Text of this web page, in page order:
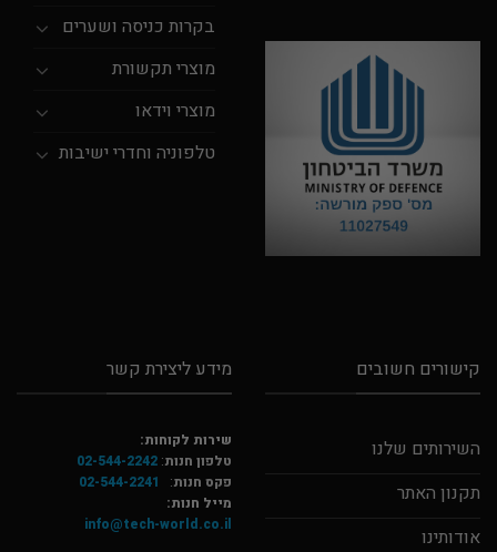
בקרות כניסה ושערים
מוצרי תקשורת
מוצרי וידאו
טלפוניה וחדרי ישיבות
קישורים חשובים
השירותים שלנו
תקנון האתר
אודותינו
מידע ליצירת קשר
שירות לקוחות:
טלפון חנות:
02-544-2242
פקס חנות:
02-544-2241
מייל חנות:
info@tech-world.co.il